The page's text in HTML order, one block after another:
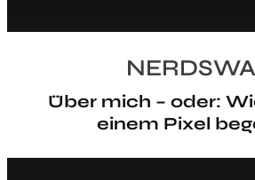
Über mich – oder:
einem Pixel